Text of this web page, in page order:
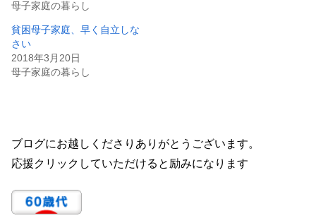
母子家庭の暮らし
貧困母子家庭、早く自立しな
さい
2018年3月20日
母子家庭の暮らし
ブログにお越しくださりありがとうございます。
応援クリックしていただけると励みになります